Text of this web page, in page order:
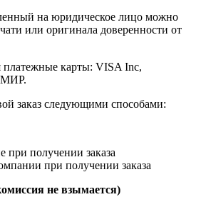
на юридическое лицо можно
или оригинала доверенности от
карты: VISA Inc,
МИР.
заказ следующими способами:
при получении заказа
при получении заказа
не взымается)